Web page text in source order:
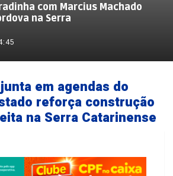
com Marcius Machado
na Serra
em agendas do
reforça construção
na Serra Catarinense